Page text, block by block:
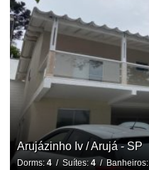
Arujázinho Iv / Arujá - SP
Dorms: 4/ Suítes: 4/ Banheiros: